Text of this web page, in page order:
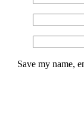
Save my name,